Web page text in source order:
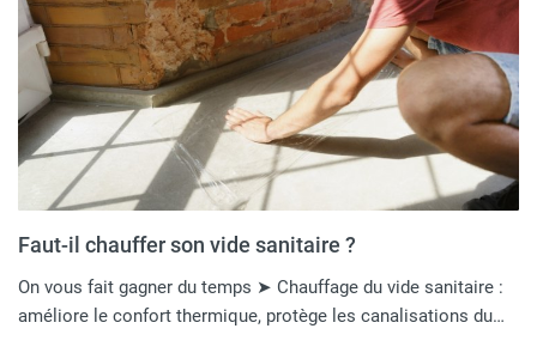
Faut-il chauffer son vide sanitaire ?
On vous fait gagner du temps ➤ Chauffage du vide sanitaire :
améliore le confort thermique, protège les canalisations du…